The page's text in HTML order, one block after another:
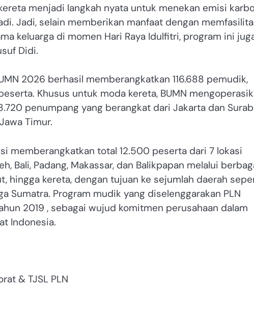
menjadi langkah nyata untuk menekan emisi
Jadi, selain memberikan manfaat dengan
keluarga di momen Hari Raya Idulfitri, program ini
Didi.
2026 berhasil memberangkatkan 116.688 pemudik,
Khusus untuk moda kereta, BUMN
penumpang yang berangkat dari Jakarta dan
Timur.
memberangkatkan total 12.500 peserta dari 7 lokasi
Bali, Padang, Makassar, dan Balikpapan melalui
hingga kereta, dengan tujuan ke sejumlah daerah
Sumatra. Program mudik yang diselenggarakan PLN
2019 , sebagai wujud komitmen perusahaan dalam
Indonesia.
& TJSL PLN